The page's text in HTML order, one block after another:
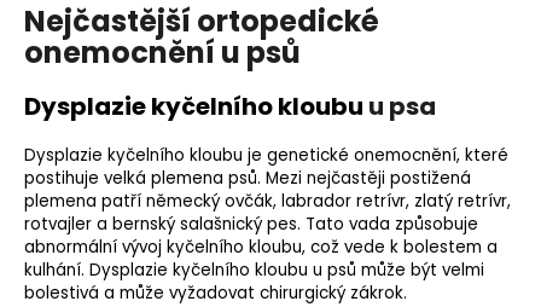
Nejčastější ortopedické
onemocnění u psů
Dysplazie kyčelního kloubu u psa
Dysplazie kyčelního kloubu je genetické onemocnění, které
postihuje velká plemena psů. Mezi nejčastěji postižená
plemena patří německý ovčák, labrador retrívr, zlatý retrívr,
rotvajler a bernský salašnický pes. Tato vada způsobuje
abnormální vývoj kyčelního kloubu, což vede k bolestem a
kulhání. Dysplazie kyčelního kloubu u psů může být velmi
bolestivá a může vyžadovat chirurgický zákrok.